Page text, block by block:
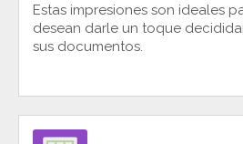
Estas impresiones son ideales
desean darle un toque
sus documentos.